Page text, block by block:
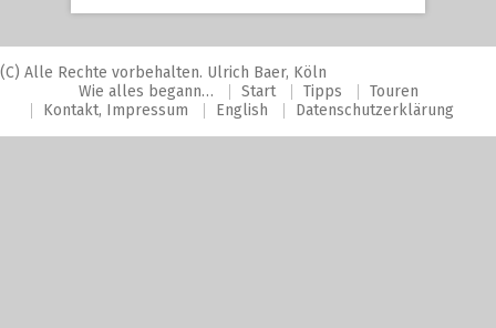
(C) Alle Rechte vorbehalten. Ulrich Baer, Köln
Wie alles begann…
Start Tipps
Touren
Kontakt, Impressum
English Datenschutzerklärung